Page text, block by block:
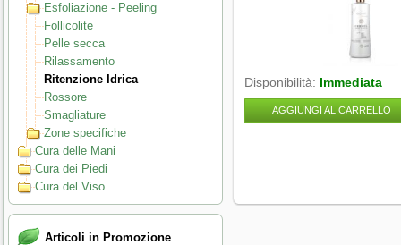
Esfoliazione - Peeling
Follicolite
Pelle secca
Rilassamento
Ritenzione Idrica
Rossore
Smagliature
Zone specifiche
Cura delle Mani
Cura dei Piedi
Cura del Viso
Articoli in Promozione
Disponibilità: Immediata
AGGIUNGI AL CARRELLO